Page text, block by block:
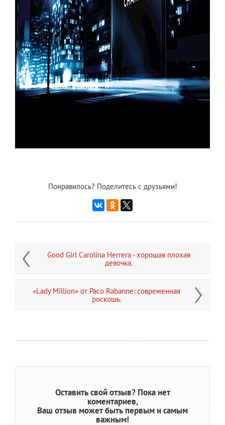
Понравилось? Поделитесь с друзьями!
Good Girl Carolina Herrera - хорошая плохая
девочка.
«Lady Million» от Paco Rabanne: современная
роскошь.
Оставить свой отзыв? Пока нет
коментариев,
Ваш отзыв может быть первым и самым
важным!